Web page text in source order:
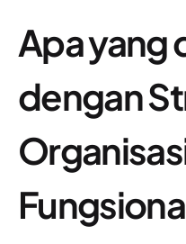
Apa yang
dengan